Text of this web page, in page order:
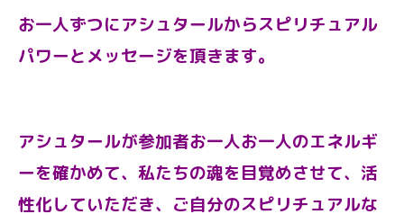
お一人ずつにアシュタールからスピリチュアル
パワーとメッセージを頂きます。
アシュタールが参加者お一人お一人のエネルギ
ーを確かめて、 私たちの魂を目覚めさせて、活
性化していただき、ご自分のスピリチュアルな